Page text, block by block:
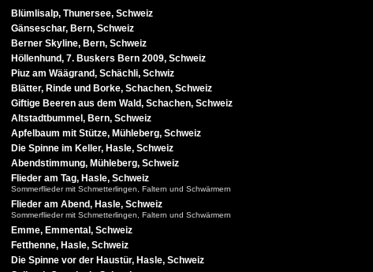
Blümlisalp, Thunersee, Schweiz
Gänseschar, Bern, Schweiz
Berner Skyline, Bern, Schweiz
Höllenhund, 7. Buskers Bern 2009, Schweiz
Piuz am Wäägrand, Schächli, Schwiz
Blätter, Rinde und Borke, Schachen, Schweiz
Giftige Beeren aus dem Wald, Schachen, Schweiz
Altstadtbummel, Bern, Schweiz
Apfelbaum mit Stütze, Mühleberg, Schweiz
Die Spinne im Keller, Hasle, Schweiz
Abendstimmung, Mühleberg, Schweiz
Flieder am Tag, Hasle, Schweiz
Sommerflieder mit Schmetterlingen, Faltern und Schwärmern
Flieder am Abend, Hasle, Schweiz
Sommerflieder mit Schmetterlingen, Faltern und Schwärmern
Emme, Emmental, Schweiz
Fetthenne, Hasle, Schweiz
Die Spinne vor der Haustür, Hasle, Schweiz